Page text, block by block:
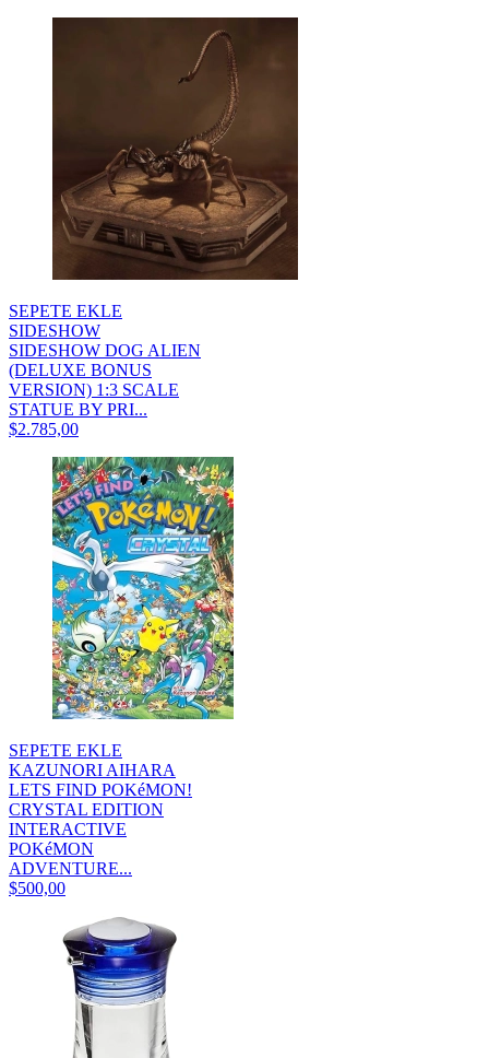
SEPETE EKLE
SIDESHOW
SIDESHOW DOG ALIEN
(DELUXE BONUS
VERSION) 1:3 SCALE
STATUE BY PRI...
$2.785,00
SEPETE EKLE
KAZUNORI AIHARA
LETS FIND POKéMON!
CRYSTAL EDITION
INTERACTIVE
POKéMON
ADVENTURE...
$500,00